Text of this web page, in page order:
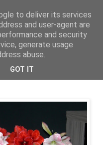
to deliver its services
and user-agent are
and security
generate usage
abuse.
GOT IT